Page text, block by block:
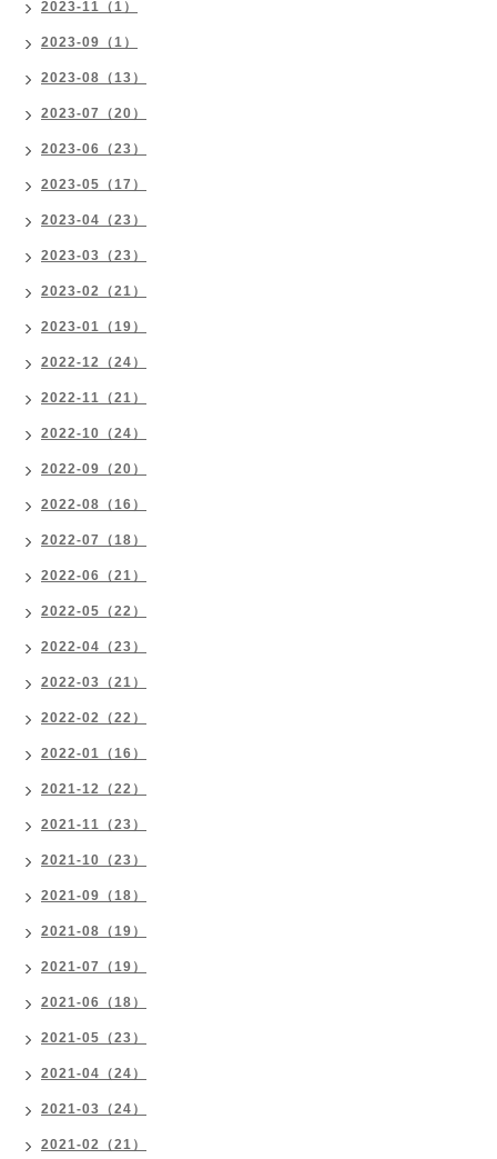
2023-11（1）
2023-09（1）
2023-08（13）
2023-07（20）
2023-06（23）
2023-05（17）
2023-04（23）
2023-03（23）
2023-02（21）
2023-01（19）
2022-12（24）
2022-11（21）
2022-10（24）
2022-09（20）
2022-08（16）
2022-07（18）
2022-06（21）
2022-05（22）
2022-04（23）
2022-03（21）
2022-02（22）
2022-01（16）
2021-12（22）
2021-11（23）
2021-10（23）
2021-09（18）
2021-08（19）
2021-07（19）
2021-06（18）
2021-05（23）
2021-04（24）
2021-03（24）
2021-02（21）